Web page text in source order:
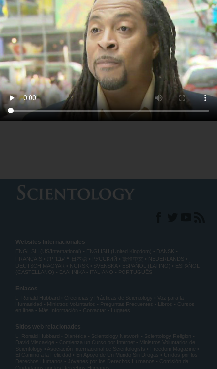
Australia
Europa
Sudamérica
Norteamérica
Websites Internacionales
ENGLISH (US/International) ENGLISH (United Kingdom)
DANSK
FRANÇAIS
עברית 日本語 РУССКИЙ 繁體中文
NEDERLANDS
DEUTSCH MAGYAR NORSK SVENSKA ESPAÑOL (LATINO)
ESPAÑOL
(CASTELLANO)
ΕΛΛΗΝΙΚA ITALIANO PORTUGUÊS
Enlaces
L. Ronald Hubbard Creencias y Prácticas de Scientology
Voz para la
Humanidad
Ministros Voluntarios Preguntas Frecuentes Libros
Cursos
en línea
Más Información Contactar Lugares
Sitios web relacionados
L. Ronald Hubbard Dianética Scientology Network
Scientology Religion
David Miscavige
Comienza un Curso por Internet
Ministros Voluntarios de
Scientology
Asociación Internacional de Scientologists
Freedom Magazine
El Camino a la Felicidad
En Apoyo de Un Mundo Sin Drogas
Unidos por los
Derechos Humanos
Jóvenes por los Derechos Humanos
Comisión de
Ciudadanos por los Derechos Humanos